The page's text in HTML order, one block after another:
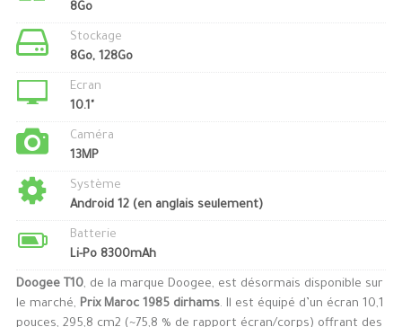
8Go
Stockage
8Go, 128Go
Ecran
10.1"
Caméra
13MP
Système
Android 12 (en anglais seulement)
Batterie
Li-Po 8300mAh
Doogee T10, de la marque Doogee, est désormais disponible sur
le marché, Prix Maroc 1985 dirhams. Il est équipé d’un écran 10,1
pouces, 295,8 cm2 (~75,8 % de rapport écran/corps) offrant des